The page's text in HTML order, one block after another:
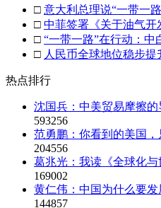
□ 意大利总理说“一带一
□ 中菲签署《关于油气开
□ “一带一路”在行动：中
□ 人民币全球地位稳步提
热点排行
沈国兵：中美贸易摩擦
593256
范勇鹏：你看到的美国
204556
葛兆光：我读《全球化与
169002
黄仁伟：中国为什么要发
144857